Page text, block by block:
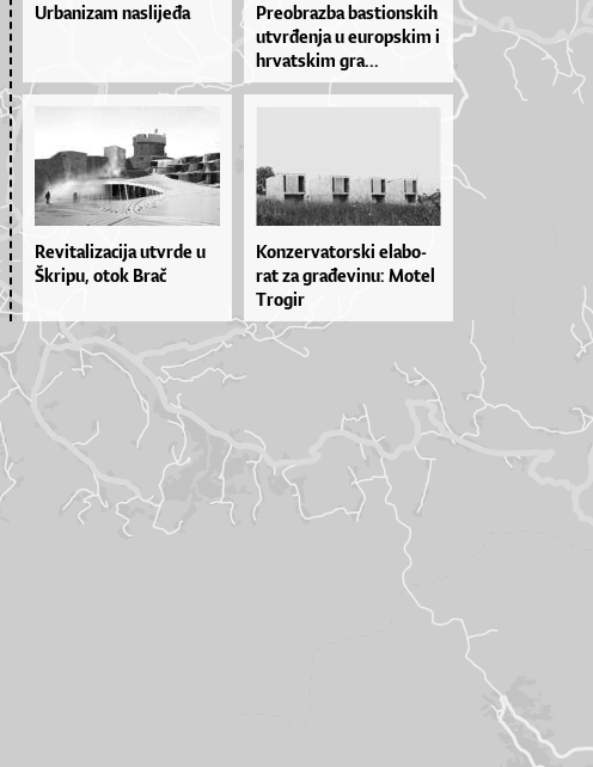
Urbanizam naslijeđa
Pre­o­braz­ba bas­ti­on­skih
utvr­đen­ja u eu­rop­skim i
hr­vat­skim gra...
Re­vi­ta­li­za­ci­ja utvr­de u
Škri­pu, otok Brač
Kon­zer­va­tor­ski ela­bo­
rat za gra­đe­vi­nu: Mo­tel
Tro­gir